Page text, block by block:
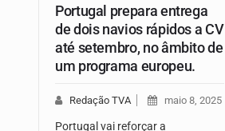
Portugal prepara entrega
de dois navios rápidos a CV
até setembro, no âmbito de
um programa europeu.
Redação TVA maio 8, 2025
Portugal vai reforçar a